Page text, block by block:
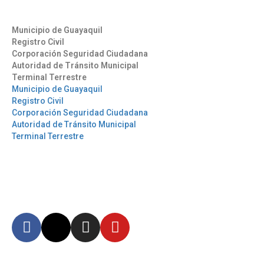
Municipio de Guayaquil
Registro Civil
Corporación Seguridad Ciudadana
Autoridad de Tránsito Municipal
Terminal Terrestre
Municipio de Guayaquil
Registro Civil
Corporación Seguridad Ciudadana
Autoridad de Tránsito Municipal
Terminal Terrestre